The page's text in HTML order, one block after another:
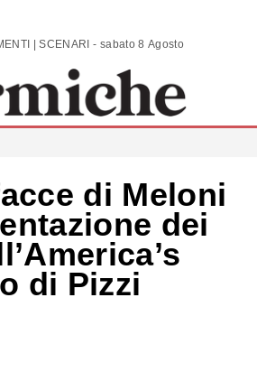
ANALISI | COMMENTI | SCENARI - sabato 8 Agosto 2026
di Meloni
dei
di Pizzi